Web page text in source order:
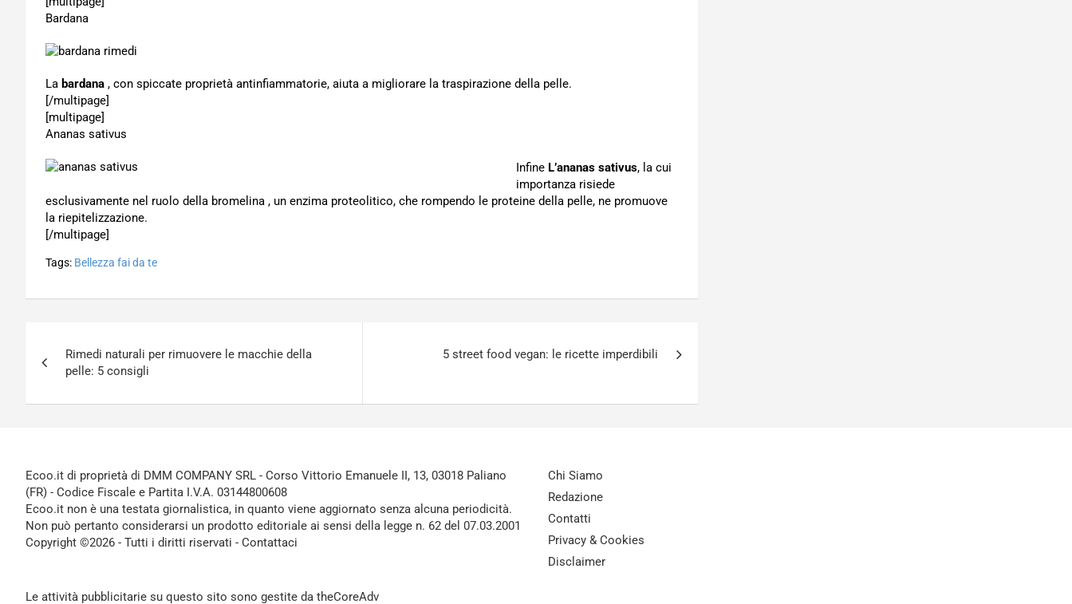
Bardana
La bardana , con spiccate proprietà antinfiammatorie, aiuta a migliorare la traspirazione della pelle.
[/multipage]
[multipage]
Ananas sativus
Infine L’ananas sativus, la cui
importanza risiede
esclusivamente nel ruolo della bromelina , un enzima proteolitico, che rompendo le proteine della pelle, ne promuove
la riepitelizzazione.
[/multipage]
Tags: Bellezza fai da te
articoli
Rimedi naturali per rimuovere le macchie della
pelle: 5 consigli
5 street food vegan: le ricette imperdibili
Ecoo.it di proprietà di DMM COMPANY SRL - Corso Vittorio Emanuele II, 13, 03018 Paliano
(FR) - Codice Fiscale e Partita I.V.A. 03144800608
Ecoo.it non è una testata giornalistica, in quanto viene aggiornato senza alcuna periodicità.
Non può pertanto considerarsi un prodotto editoriale ai sensi della legge n. 62 del 07.03.2001
Copyright ©2026 - Tutti i diritti riservati - Contattaci
Le attività pubblicitarie su questo sito sono gestite da theCoreAdv
Chi Siamo
Redazione
Contatti
Privacy & Cookies
Disclaimer